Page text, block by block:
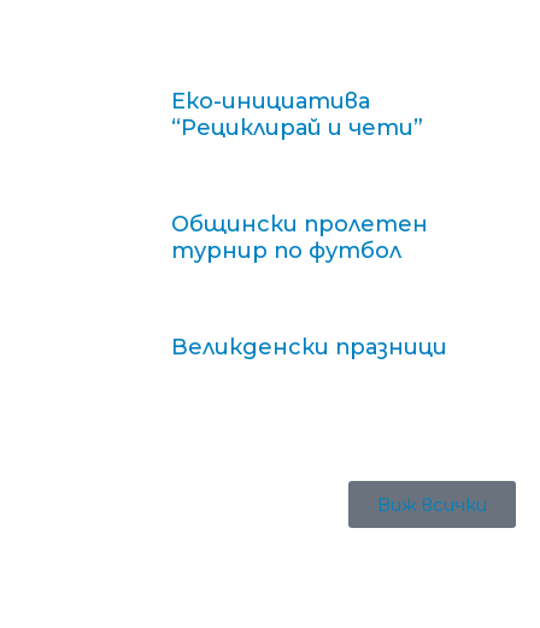
Еко-инициатива
“Рециклирай и чети”
Общински пролетен
турнир по футбол
Великденски празници
Виж всички